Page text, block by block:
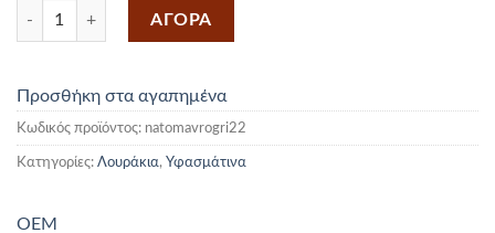
Υφασμάτινο Ελαστικό Λουράκι Nato Μαύρο Με Γκρι Ραφές 22mm
ΑΓΟΡΑ
Προσθήκη στα αγαπημένα
Κωδικός προϊόντος: natomavrogri22
Κατηγορίες: Λουράκια, Υφασμάτινα
OEM